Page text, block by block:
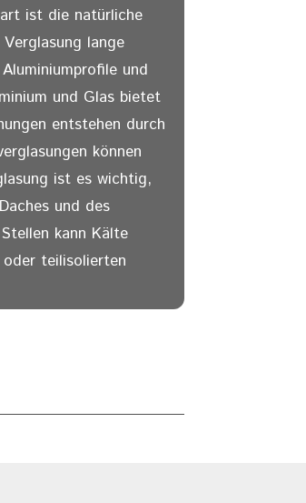
ist die natürliche
lange
und
und Glas bietet
entstehen durch
können
ist es wichtig,
und des
kann Kälte
teilisolierten